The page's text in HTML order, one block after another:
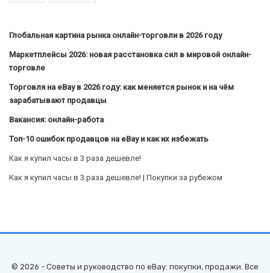
Глобальная картина рынка онлайн-торговли в 2026 году
Маркетплейсы 2026: новая расстановка сил в мировой онлайн-
торговле
Торговля на eBay в 2026 году: как меняется рынок и на чём
зарабатывают продавцы
Вакансия: онлайн-работа
Топ-10 ошибок продавцов на eBay и как их избежать
Как я купил часы в 3 раза дешевле!
Как я купил часы в 3 раза дешевле! | Покупки за рубежом
© 2026 - Советы и руководство по eBay: покупки, продажи. Все